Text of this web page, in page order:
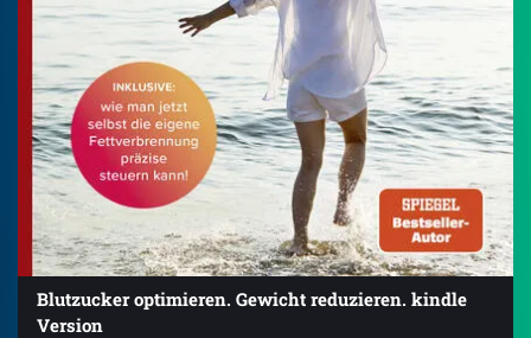
Blutzucker optimieren. Gewicht reduzieren. kindle
Version